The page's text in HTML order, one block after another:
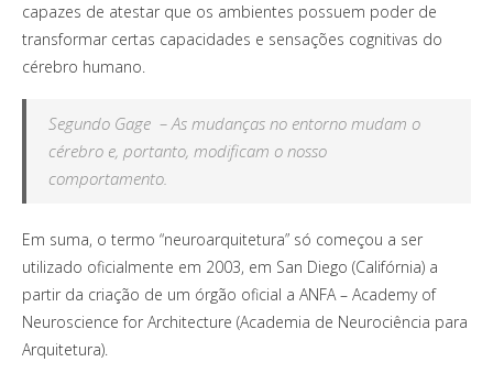
capazes de atestar que os ambientes possuem poder de
transformar certas capacidades e sensações cognitivas do
cérebro humano.
Segundo Gage – As mudanças no entorno mudam o
cérebro e, portanto, modificam o nosso
comportamento.
Em suma, o termo “neuroarquitetura” só começou a ser
utilizado oficialmente em 2003, em San Diego (Califórnia) a
partir da criação de um órgão oficial a ANFA – Academy of
Neuroscience for Architecture (Academia de Neurociência para
Arquitetura).